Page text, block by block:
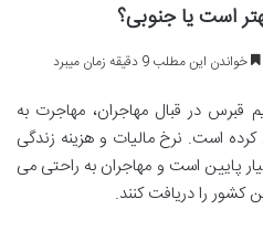
است یا جنوبی؟
خواندن این مطلب 9 دقیقه زمان میبرد
قبرس در قبال مهاجران، مهاجرت به
است. نرخ مالیات و هزینه زندگی
پایین است و مهاجران به راحتی می
کشور را دریافت کنند.